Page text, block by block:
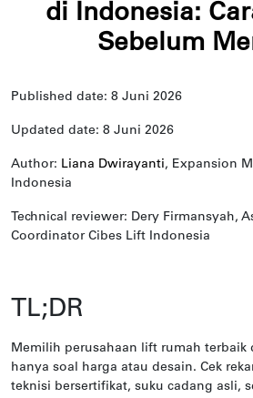
di Indonesia:
Sebelum
Published date: 8 Juni 2026
Updated date: 8 Juni 2026
Author: Liana Dwirayanti, Expansion
Indonesia
Technical reviewer: Dery Firmansyah,
Coordinator Cibes Lift Indonesia
TL;DR
Memilih perusahaan lift rumah terbaik
hanya soal harga atau desain. Cek
teknisi bersertifikat, suku cadang asli,